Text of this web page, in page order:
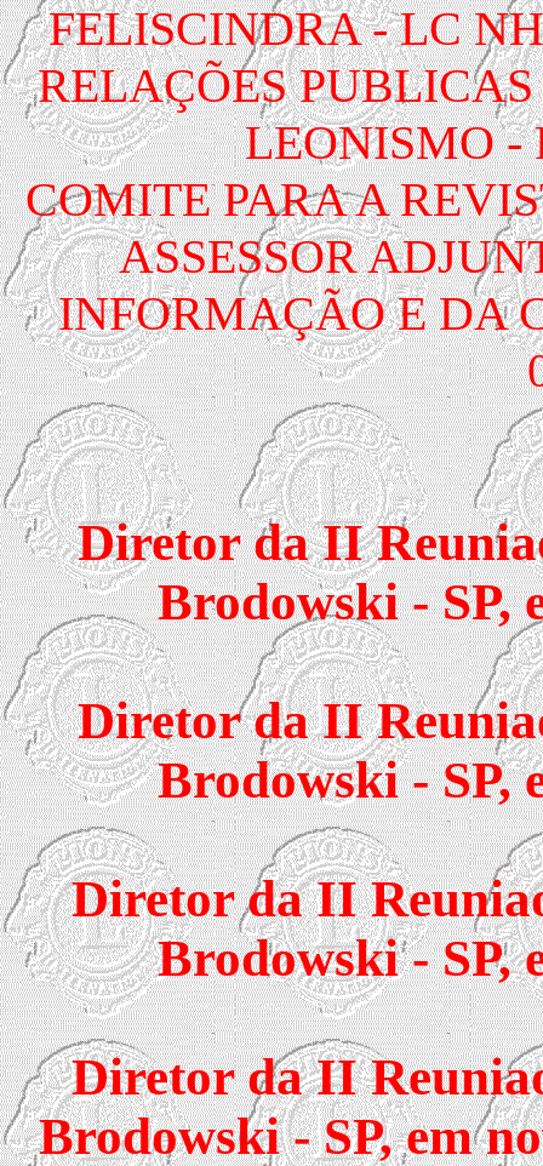
FELISCINDRA - LC
RELAÇÕES
LEONISMO -
COMITE PARA A
ASSESSOR
INFORMAÇÃO E DA
Diretor da II
Brodowski - SP,
Diretor da II
Brodowski - SP,
Diretor da II
Brodowski - SP,
Diretor da II
Brodowski - SP, em